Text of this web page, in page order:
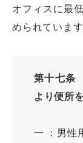
オフィスに最
められています
第十七条
より便所
一 ：男性